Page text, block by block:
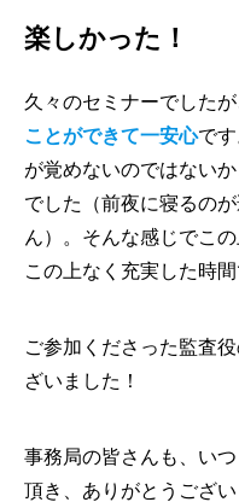
楽しかった！
久々のセミナーでした
ことができて一安心で
が覚めないのではない
でした（前夜に寝るの
ん）。そんな感じでこ
この上なく充実した時間
ご参加くださった監査
ざいました！
事務局の皆さんも、い
頂き、ありがとうござ